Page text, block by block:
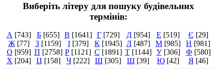
Виберіть літеру для пошуку будівельних
термінів:
А [743] Б [655] В [1641] Г [729] Д [954] Е [519] Є [29]
Ж [77] З [1159] І [379] К [1945] Л [487] М [985] Н [981]
О [959] П [2758] Р [1121] С [1891] Т [1144] У [306] Ф [580]
Х [204] Ц [158] Ч [222] Ш [305] Щ [39] Ю [42] Я [46]